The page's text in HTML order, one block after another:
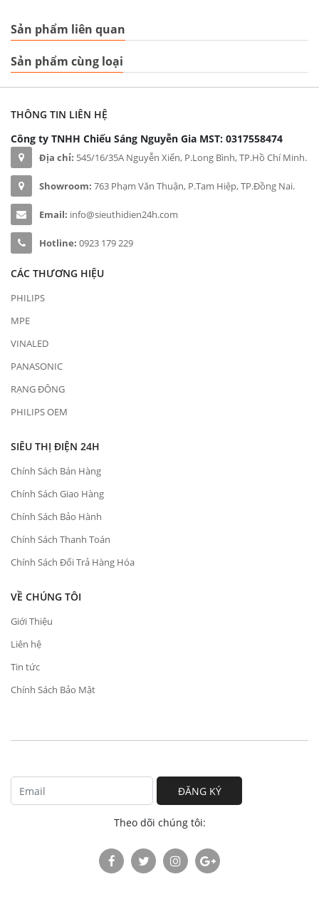
Sản phẩm liên quan
Sản phẩm cùng loại
THÔNG TIN LIÊN HỆ
Công ty TNHH Chiếu Sáng Nguyễn Gia MST: 0317558474
Địa chỉ: 545/16/35A Nguyễn Xiển, P.Long Bình, TP.Hồ Chí Minh.
Showroom: 763 Phạm Văn Thuận, P.Tam Hiệp, TP.Đồng Nai.
Email: info@sieuthidien24h.com
Hotline: 0923 179 229
CÁC THƯƠNG HIỆU
PHILIPS
MPE
VINALED
PANASONIC
RẠNG ĐÔNG
PHILIPS OEM
SIÊU THỊ ĐIỆN 24H
Chính Sách Bán Hàng
Chính Sách Giao Hàng
Chính Sách Bảo Hành
Chính Sách Thanh Toán
Chính Sách Đổi Trả Hàng Hóa
VỀ CHÚNG TÔI
Giới Thiệu
Liên hệ
Tin tức
Chính Sách Bảo Mật
ĐĂNG KÝ
Theo dõi chúng tôi: